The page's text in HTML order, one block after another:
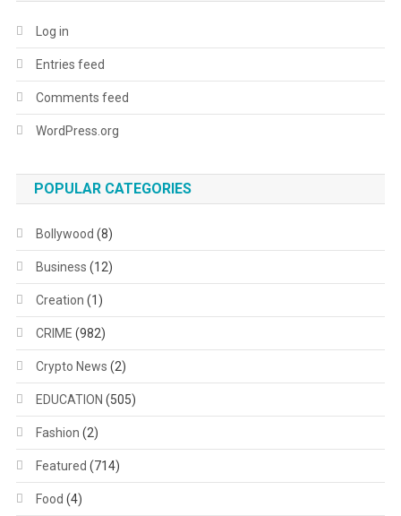
Log in
Entries feed
Comments feed
WordPress.org
POPULAR CATEGORIES
Bollywood (8)
Business (12)
Creation (1)
CRIME (982)
Crypto News (2)
EDUCATION (505)
Fashion (2)
Featured (714)
Food (4)